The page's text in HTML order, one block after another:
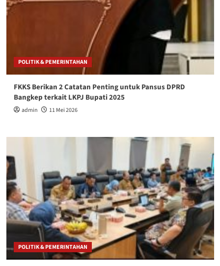
POLITIK & PEMERINTAHAN
FKKS Berikan 2 Catatan Penting untuk Pansus DPRD
Bangkep terkait LKPJ Bupati 2025
admin 11 Mei 2026
POLITIK & PEMERINTAHAN